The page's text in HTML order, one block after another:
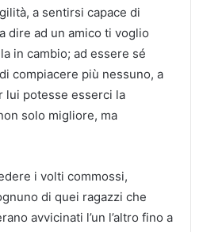
a sentirsi capace di
dire ad un amico ti voglio
in cambio; ad essere sé
compiacere più nessuno, a
lui potesse esserci la
solo migliore, ma
i volti commossi,
di quei ragazzi che
avvicinati l’un l’altro fino a